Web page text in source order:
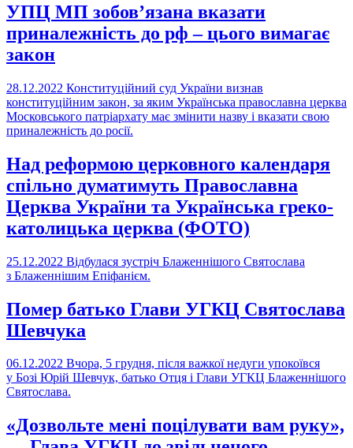
УПЦ МП зобов’язана вказати
приналежність до рф – цього вимагає
закон
28.12.2022 Конституційний суд України визнав
конституційним закон, за яким Українська православна церква
Московського патріархату має змінити назву і вказати свою
приналежність до росії.
Над реформою церковного календаря
спільно думатимуть Православна
Церква України та Українська греко-
католицька церква (ФОТО)
25.12.2022 Відбулася зустріч Блаженнішого Святослава
з Блаженнішим Епіфанієм.
Помер батько Глави УГКЦ Святослава
Шевчука
06.12.2022 Вчора, 5 грудня, після важкої недуги упокоївся
у Бозі Юрій Шевчук, батько Отця і Глави УГКЦ Блаженнішого
Святослава.
«Дозвольте мені поцілувати вам руку»,